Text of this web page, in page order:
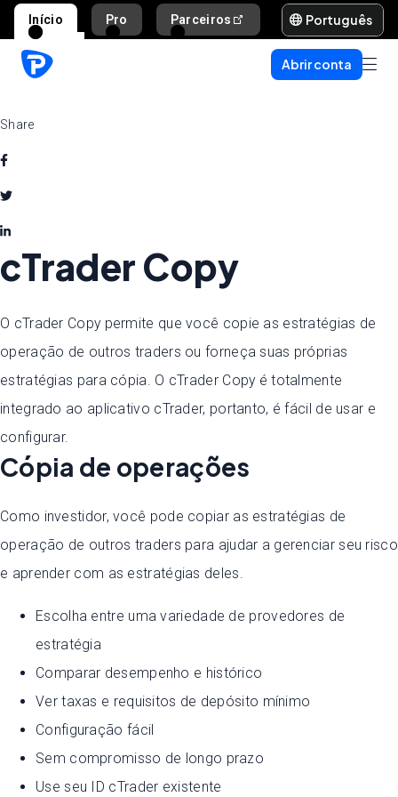
Início Pro Parceiros Ajuda e suporte
Português
Abrir conta
Share
cTrader Copy
O cTrader Copy permite que você copie as estratégias de
operação de outros traders ou forneça suas próprias
estratégias para cópia. O cTrader Copy é totalmente
integrado ao aplicativo cTrader, portanto, é fácil de usar e
configurar.
Cópia de operações
Como investidor, você pode copiar as estratégias de
operação de outros traders para ajudar a gerenciar seu risco
e aprender com as estratégias deles.
Escolha entre uma variedade de provedores de
estratégia
Comparar desempenho e histórico
Ver taxas e requisitos de depósito mínimo
Configuração fácil
Sem compromisso de longo prazo
Use seu ID cTrader existente